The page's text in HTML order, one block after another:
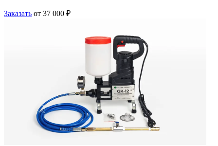
Заказать от 37 000 ₽